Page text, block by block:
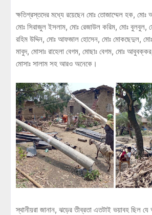
ক্ষতিগ্রস্তদের মধ্যে রয়েছেন মোঃ তোজাম্মেল হক, মোঃ
মোঃ সিরাজুল ইসলাম, মোঃ রেজাউল করিম, মোঃ বুলবুল,
রহিম উদ্দিন, মোঃ আফজাল হোসেন, মোঃ মোকছেদুল,
মাবুদ, মোসাঃ রাহেলা বেগম, মোছাঃ বেগম, মোঃ
মোসাঃ সালাম সহ আরও অনেকে।
স্থানীয়রা জানান, ঝড়ের তীব্রতা এতটাই ভয়াবহ ছিল